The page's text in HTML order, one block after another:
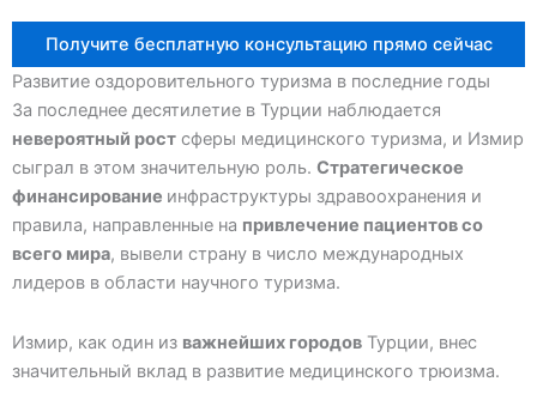
Получите бесплатную консультацию прямо сейчас
Развитие оздоровительного туризма в последние годы
За последнее десятилетие в Турции наблюдается
невероятный рост сферы медицинского туризма, и Измир
сыграл в этом значительную роль. Стратегическое
финансирование инфраструктуры здравоохранения и
правила, направленные на привлечение пациентов со
всего мира, вывели страну в число международных
лидеров в области научного туризма.
Измир, как один из важнейших городов Турции, внес
значительный вклад в развитие медицинского трюизма.